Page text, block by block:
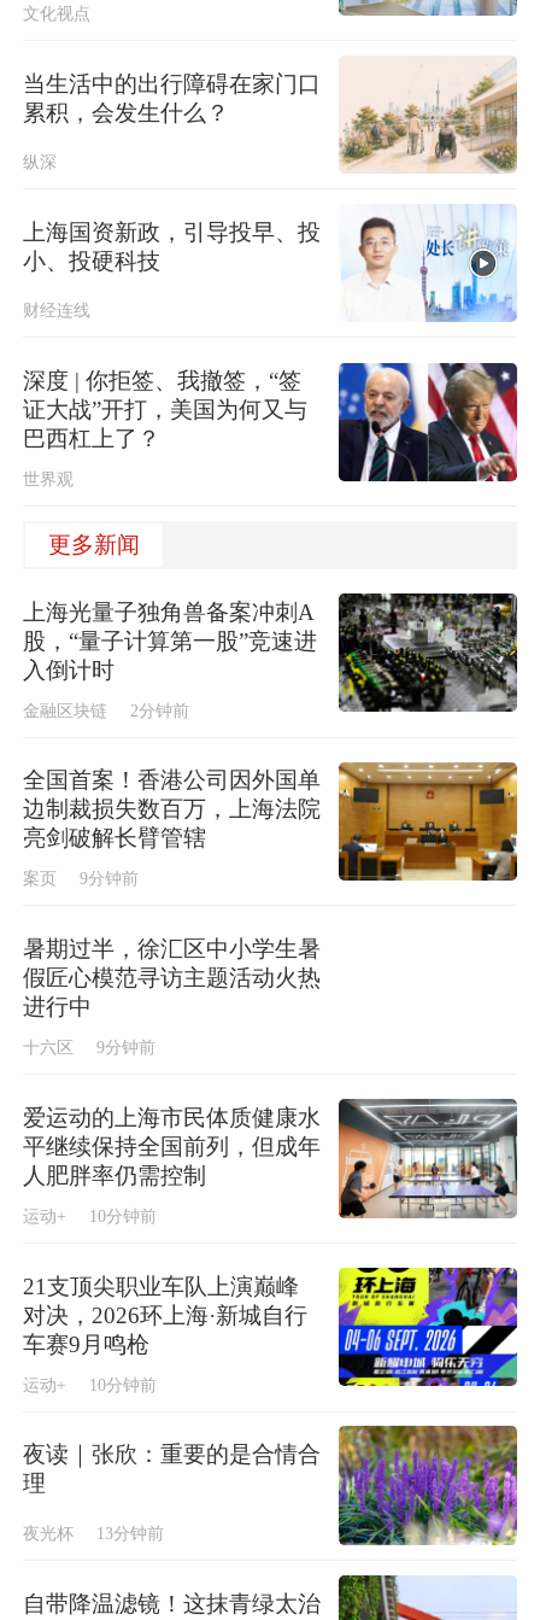
文化视点
当生活中的出行障碍在家门口
累积，会发生什么？
纵深
上海国资新政，引导投早、投
小、投硬科技
财经连线
深度 | 你拒签、我撤签，“签
证大战”开打，美国为何又与
巴西杠上了？
世界观
更多新闻
上海光量子独角兽备案冲刺A
股，“量子计算第一股”竞速进
入倒计时
金融区块链 2分钟前
全国首案！香港公司因外国单
边制裁损失数百万，上海法院
亮剑破解长臂管辖
案页 9分钟前
暑期过半，徐汇区中小学生暑
假匠心模范寻访主题活动火热
进行中
十六区 9分钟前
爱运动的上海市民体质健康水
平继续保持全国前列，但成年
人肥胖率仍需控制
运动+ 10分钟前
21支顶尖职业车队上演巅峰
对决，2026环上海·新城自行
车赛9月鸣枪
运动+ 10分钟前
夜读｜张欣：重要的是合情合
理
夜光杯 13分钟前
自带降温滤镜！这抹青绿太治